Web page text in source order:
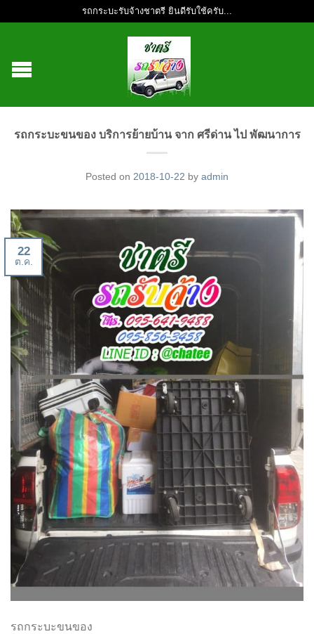
รถกระบะรับจ้างชาตรี ยินดีรับใช้ครับ...
รถกระบะขนของ บริการย้ายบ้าน จาก ศรีด่าน ไป พัฒนาการ
Posted on 2018-10-22 by admin
22
ต.ค.
รถกระบะขนของ